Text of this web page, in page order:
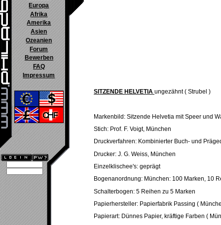
Europa
Afrika
Amerika
Asien
Ozeanien
Forum
Bewerben
FAQ
Impressum
SITZENDE HELVETIA ungezähnt ( Strubel )
Markenbild: Sitzende Helvetia mit Speer und
Stich: Prof. F. Voigt, München
Druckverfahren: Kombinierter Buch- und
Drucker: J. G. Weiss, München
Einzelklischee's: geprägt
Bogenanordnung: München: 100 Marken, 10
Schalterbogen: 5 Reihen zu 5 Marken
Papierhersteller: Papierfabrik Passing (
Papierart: Dünnes Papier, kräftige Farben (